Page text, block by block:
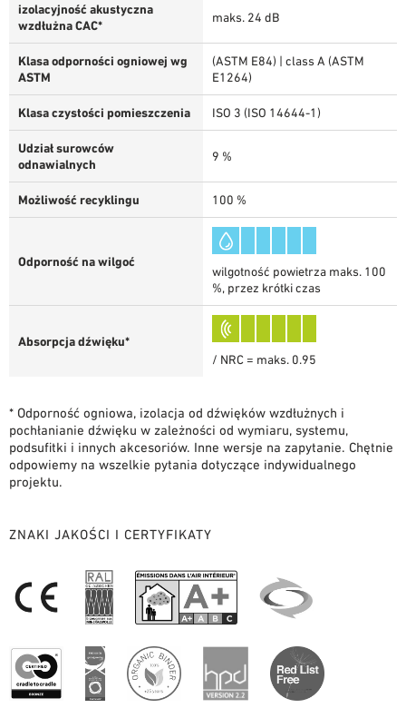
izolacyjność akustyczna
wzdłużna CAC*
maks. 24 dB
Klasa odporności ogniowej wg
ASTM
(ASTM E84) | class A (ASTM
E1264)
Klasa czystości pomieszczenia ISO 3 (ISO 14644-1)
Udział surowców
odnawialnych
9 %
Możliwość recyklingu 100 %
Odporność na wilgoć
wilgotność powietrza maks. 100
%, przez krótki czas
Absorpcja dźwięku*
/ NRC = maks. 0.95
* Odporność ogniowa, izolacja od dźwięków wzdłużnych i
pochłanianie dźwięku w zależności od wymiaru, systemu,
podsufitki i innych akcesoriów. Inne wersje na zapytanie. Chętnie
odpowiemy na wszelkie pytania dotyczące indywidualnego
projektu.
ZNAKI JAKOŚCI I CERTYFIKATY